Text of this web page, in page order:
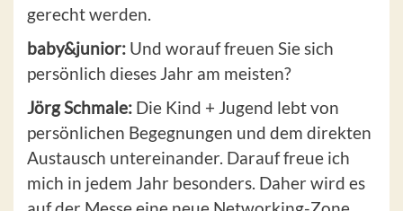
gerecht werden.
baby&junior: Und worauf freuen Sie sich
persönlich dieses Jahr am meisten?
Jörg Schmale: Die Kind + Jugend lebt von
persönlichen Begegnungen und dem direkten
Austausch untereinander. Darauf freue ich
mich in jedem Jahr besonders. Daher wird es